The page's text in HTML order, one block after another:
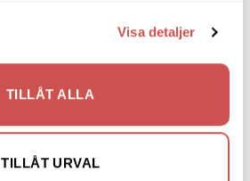
Visa detaljer
TILLÅT ALLA
TILLÅT URVAL